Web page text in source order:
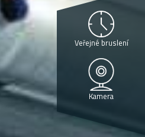
Veřejné bruslení
Kamera